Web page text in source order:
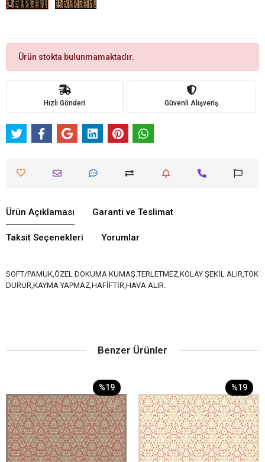
Ürün stokta bulunmamaktadır.
Hızlı Gönderi Güvenli Alışveriş
Ürün Açıklaması Garanti ve Teslimat
Taksit Seçenekleri Yorumlar
SOFT/PAMUK,ÖZEL DOKUMA KUMAŞ.TERLETMEZ,KOLAY ŞEKİL ALIR,TOK
DURUR,KAYMA YAPMAZ,HAFİFTİR,HAVA ALIR.
Benzer Ürünler
%19 %19